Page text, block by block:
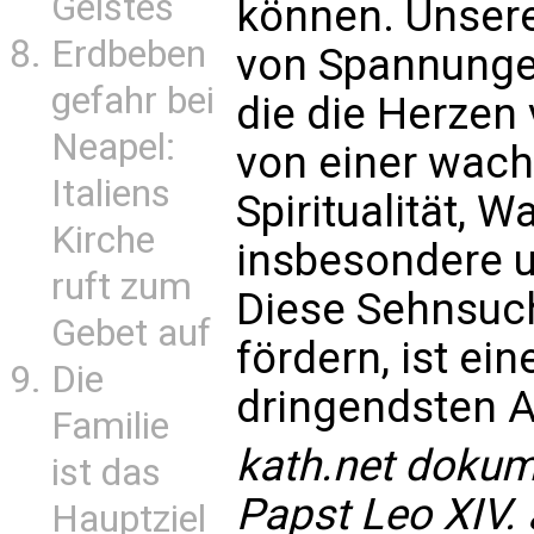
Erdbeben
gefahr bei
Neapel:
Italiens
Kirche
ruft zum
Gebet auf
Die
Familie
ist das
Hauptziel
können.
von
die die
von einer
Spiritualität,
insbesondere
Diese
fördern, ist
dringendsten
kath.net
Papst Leo